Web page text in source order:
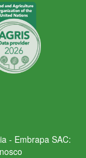
- Embrapa SAC: